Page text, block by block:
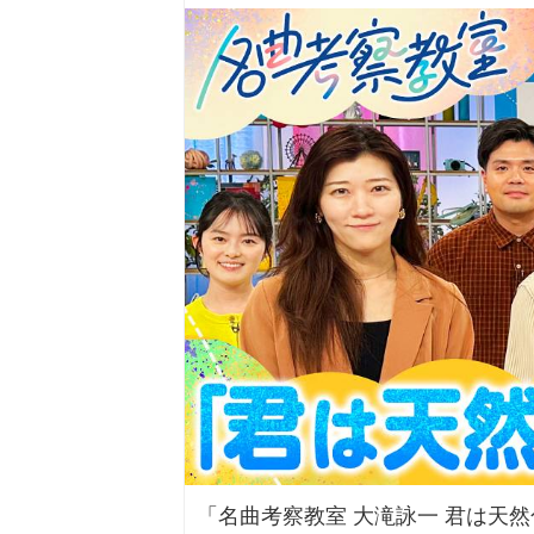
「名曲考察教室 大滝詠一 君は天